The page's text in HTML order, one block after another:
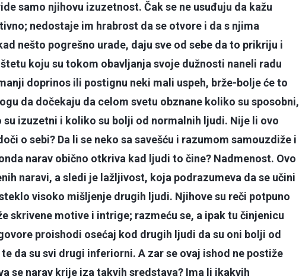
samo njihovu izuzetnost. Čak se ne usuđuju da kažu
nedostaje im hrabrost da se otvore i da s njima
nešto pogrešno urade, daju sve od sebe da to prikriju i
koju su tokom obavljanja svoje dužnosti naneli radu
doprinos ili postignu neki mali uspeh, brže-bolje će to
da dočekaju da celom svetu obznane koliko su sposobni,
izuzetni i koliko su bolji od normalnih ljudi. Nije li ovo
o sebi? Da li se neko sa savešću i razumom samouzdiže i
narav obično otkriva kad ljudi to čine? Nadmenost. Ovo
naravi, a sledi je lažljivost, koja podrazumeva da se učini
visoko mišljenje drugih ljudi. Njihove su reči potpuno
skrivene motive i intrige; razmeću se, a ipak tu činjenicu
proishodi osećaj kod drugih ljudi da su oni bolji od
da su svi drugi inferiorni. A zar se ovaj ishod ne postiže
se narav krije iza takvih sredstava? Ima li ikakvih